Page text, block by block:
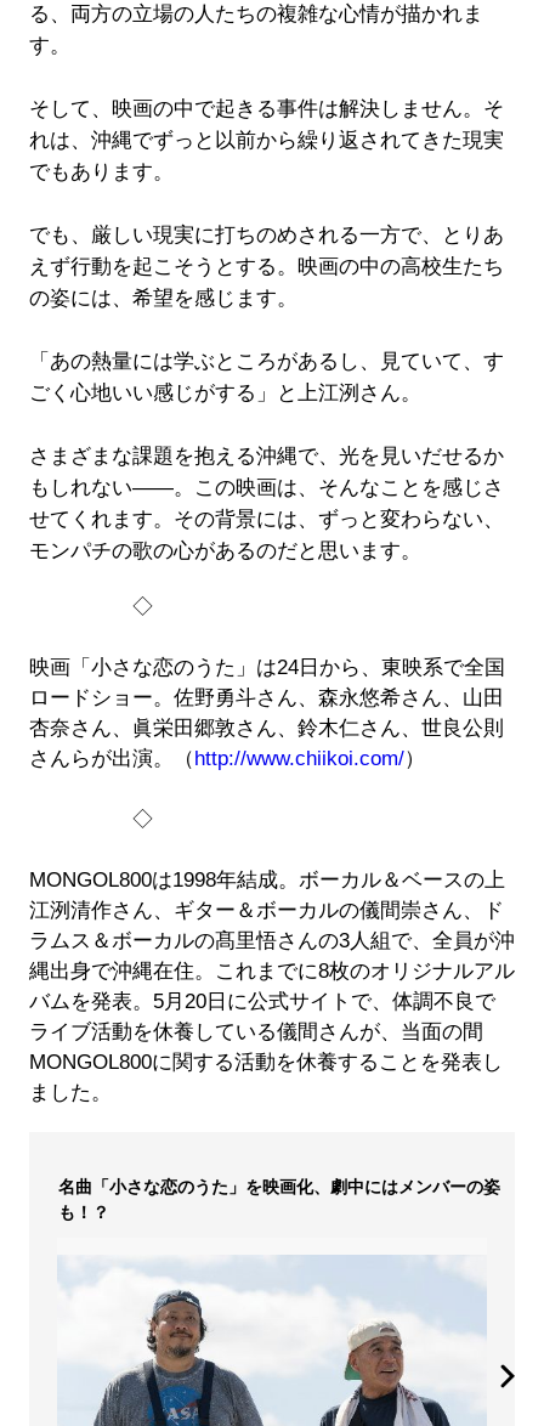
る、両方の立場の人たちの複雑な心情が描かれま
す。
そして、映画の中で起きる事件は解決しません。そ
れは、沖縄でずっと以前から繰り返されてきた現実
でもあります。
でも、厳しい現実に打ちのめされる一方で、とりあ
えず行動を起こそうとする。映画の中の高校生たち
の姿には、希望を感じます。
「あの熱量には学ぶところがあるし、見ていて、す
ごく心地いい感じがする」と上江洌さん。
さまざまな課題を抱える沖縄で、光を見いだせるか
もしれない――。この映画は、そんなことを感じさ
せてくれます。その背景には、ずっと変わらない、
モンパチの歌の心があるのだと思います。
◇
映画「小さな恋のうた」は24日から、東映系で全国
ロードショー。佐野勇斗さん、森永悠希さん、山田
杏奈さん、眞栄田郷敦さん、鈴木仁さん、世良公則
さんらが出演。（http://www.chiikoi.com/）
◇
MONGOL800は1998年結成。ボーカル＆ベースの上
江洌清作さん、ギター＆ボーカルの儀間崇さん、ド
ラムス＆ボーカルの髙里悟さんの3人組で、全員が沖
縄出身で沖縄在住。これまでに8枚のオリジナルアル
バムを発表。5月20日に公式サイトで、体調不良で
ライブ活動を休養している儀間さんが、当面の間
MONGOL800に関する活動を休養することを発表し
ました。
名曲「小さな恋のうた」を映画化、劇中にはメンバーの姿
も！？